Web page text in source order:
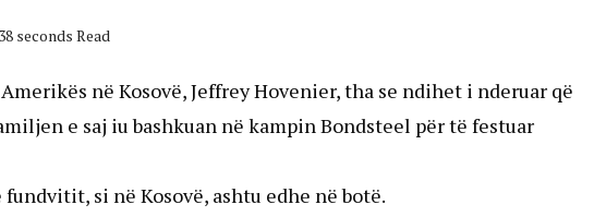
seconds Read
në Kosovë, Jeffrey Hovenier, tha se ndihet i nderuar që
e saj iu bashkuan në kampin Bondsteel për të festuar
si në Kosovë, ashtu edhe në botë.